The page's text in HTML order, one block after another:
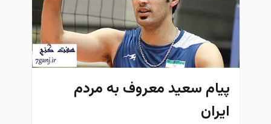
پيام سعید معروف به مردم
ايران